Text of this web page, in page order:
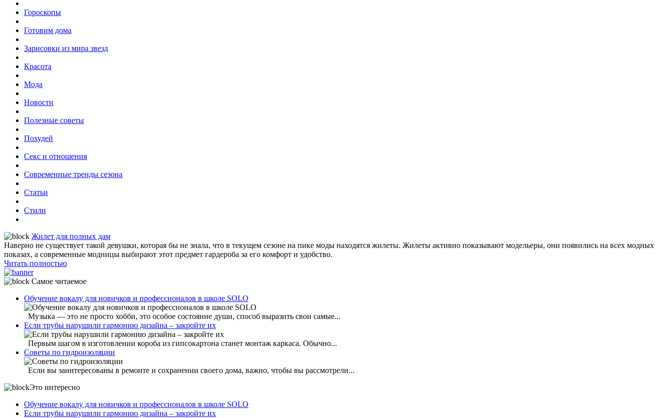
Гороскопы
Готовим дома
Зарисовки из мира звезд
Красота
Мода
Новости
Полезные советы
Похудей
Секс и отношения
Современные тренды сезона
Статьи
Стили
Жилет для полных дам
Наверно не существует такой девушки, которая бы не знала, что в текущем сезоне на пике моды находятся жилеты. Жилеты активно показывают модельеры, они появились на всех модных
показах, а современные модницы выбирают этот предмет гардероба за его комфорт и удобство.
Читать полностью
Самое читаемое
Обучение вокалу для новичков и профессионалов в школе SOLO
Музыка — это не просто хобби, это особое состояние души, способ выразить свои самые...
Если трубы нарушили гармонию дизайна – закройте их
Первым шагом в изготовлении короба из гипсокартона станет монтаж каркаса. Обычно...
Советы по гидроизоляции
Если вы заинтересованы в ремонте и сохранении своего дома, важно, чтобы вы рассмотрели...
Это интересно
Обучение вокалу для новичков и профессионалов в школе SOLO
Если трубы нарушили гармонию дизайна – закройте их